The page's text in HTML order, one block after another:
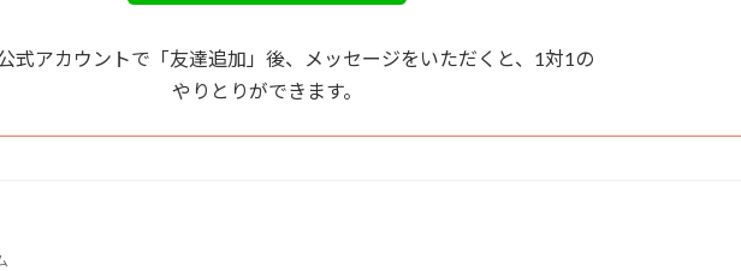
式アカウントで「友達追加」後、メッセージをいただくと、1対1の
やりとりができます。